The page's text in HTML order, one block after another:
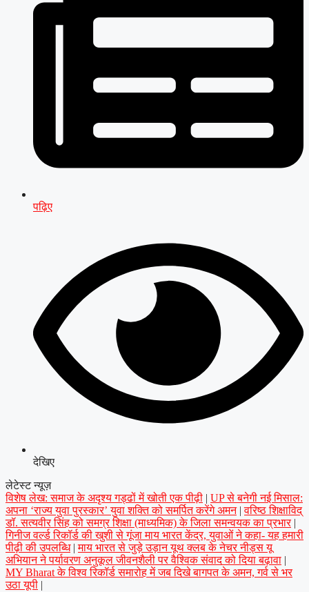
पढ़िए
देखिए
लेटेस्ट न्यूज़
विशेष लेख: समाज के अदृश्य गड्ढों में खोती एक पीढ़ी | UP से बनेगी नई मिसाल:
अपना ‘राज्य युवा पुरस्कार’ युवा शक्ति को समर्पित करेंगे अमन | वरिष्ठ शिक्षाविद्
डॉ. सत्यवीर सिंह को समग्र शिक्षा (माध्यमिक) के जिला समन्वयक का प्रभार |
गिनीज वर्ल्ड रिकॉर्ड की खुशी से गूंजा माय भारत केंद्र, युवाओं ने कहा- यह हमारी
पीढ़ी की उपलब्धि | माय भारत से जुड़े उड़ान यूथ क्लब के नेचर नीड्स यू
अभियान ने पर्यावरण अनुकूल जीवनशैली पर वैश्विक संवाद को दिया बढ़ावा |
MY Bharat के विश्व रिकॉर्ड समारोह में जब दिखे बागपत के अमन, गर्व से भर
उठा यूपी |